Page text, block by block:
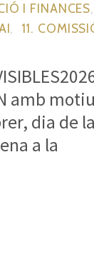
I FINANCES,
,
11.
amb
dia de
a la